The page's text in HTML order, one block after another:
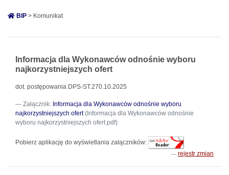
BIP > Komunikat
Informacja dla Wykonawców odnośnie wyboru
najkorzystniejszych ofert
dot. postępowania DPS-ST.270.10.2025
Załącznik: Informacja dla Wykonawców odnośnie wyboru
najkorzystniejszych ofert(Informacja dla Wykonawców odnośnie
wyboru najkorzystniejszych ofert.pdf)
Pobierz aplikację do wyświetlania załączników:
rejestr zmian